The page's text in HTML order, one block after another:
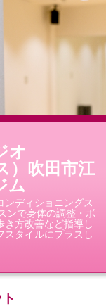
オ
）吹田市江
ム
ンディショニングス
ンで身体の調整・ボ
き方改善など指導し
スタイルにプラスし